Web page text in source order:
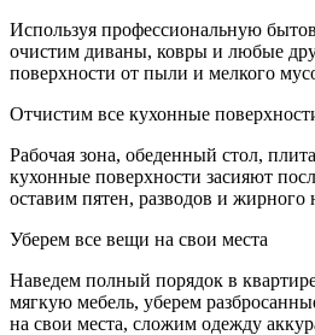
Используя профессиональную
очистим диваны, ковры и любые
поверхности от пыли и мелкого
Отчистим все кухонные
Рабочая зона, обеденный стол,
кухонные поверхности засияют
оставим пятен, разводов и жирного
Уберем все вещи на свои места
Наведем полный порядок в
мягкую мебель, уберем
на свои места, сложим одежду